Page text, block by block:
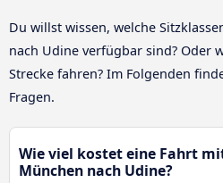
Du willst wissen, welche
nach Udine verfügbar sind? Oder
Strecke fahren? Im Folgenden
Fragen.
Wie viel kostet eine Fahrt
München nach Udine?